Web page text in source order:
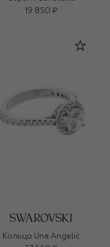
19 850 ₽
Кольцо Una Angelic